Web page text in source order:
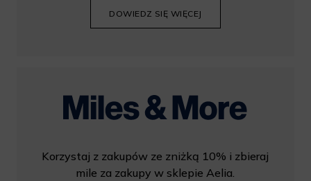
DOWIEDZ SIĘ WIĘCEJ
Korzystaj z zakupów ze zniżką 10% i zbieraj
mile za zakupy w sklepie Aelia.